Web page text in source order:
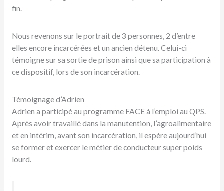
fin.
Nous revenons sur le portrait de 3 personnes, 2 d’entre
elles encore incarcérées et un ancien détenu. Celui-ci
témoigne sur sa sortie de prison ainsi que sa participation à
ce dispositif, lors de son incarcération.
Témoignage d’Adrien
Adrien a participé au programme FACE à l’emploi au QPS.
Après avoir travaillé dans la manutention, l’agroalimentaire
et en intérim, avant son incarcération, il espère aujourd’hui
se former et exercer le métier de conducteur super poids
lourd.